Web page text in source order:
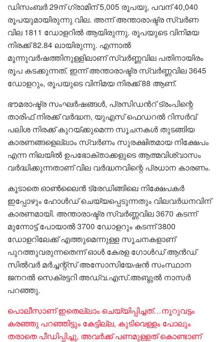
ഡിസംബർ 29ന് ഗ്രാമിന് 5,005 രൂപയു, പവന് 40,040
രൂപയുമായിരുന്നു വില. അന്ന് അന്താരാഷ്ട്ര സ്വർണ
വില 1811 ഡോളറിൽ ആയിരുന്നു. രൂപയുടെ വിനിമയ
നിരക്ക് 82.84 ലായിരുന്നു. എന്നാൽ
മൂന്നുവർഷത്തിനുള്ളിലാണ് സ്വർണ്ണവില പതിനായിരം
രൂപ കടക്കുന്നത്. ഇന്ന് അന്താരാഷ്ട്ര സ്വർണ്ണവില 3645
ഡോളറും, രൂപയുടെ വിനിമയ നിരക്ക് 88 ആണ്.
ഭൗമരാഷ്ട്ര സംഘർഷങ്ങൾ, പ്രസിഡൻറ് ട്രംപിന്റെ
താരിഫ് നിരക്ക് വർദ്ധന, യുഎസ് ഫെഡറൽ റിസർവ്
പലിശ നിരക്ക് കുറയ്ക്കുമെന്ന സൂചനകൾ തുടങ്ങിയ
കാരണങ്ങളെല്ലാം സ്വർണം സുരക്ഷിതമായ നിക്ഷേപം
എന്ന നിലയിൽ ഉപഭോക്താക്കളുടെ ആത്മവിശ്വാസം
വർദ്ധിക്കുന്നതാണ് വില വർദ്ധനവിന്റെ പ്രധാന കാരണം.
കൂടാതെ ഓൺലൈൻ ട്രേഡിങ്ങിലെ നിക്ഷേപകർ
ഇപ്പോഴും ഹോൾഡ് ചെയ്യപ്പെടുന്നതും വിലവർധനവിന്
കാരണമായി. അന്താരാഷ്ട്ര സ്വർണ്ണവില 3670 കടന്ന്
മുന്നോട്ട് പോയാൽ 3700 ഡോളറും കടന്ന് 3800
ഡോളറിലേക്ക് എത്തുമെന്നുള്ള സൂചനകളാണ്
പുറത്തുവരുന്നതെന്ന് ഓൾ കേരള ഗോൾഡ് ആൻഡ്
സിൽവർ മർച്ചന്റ്സ് അസോസിയേഷൻ സംസ്ഥാന
ജനറൽ സെക്രട്ടറി അഡ്വ.എസ്.അബ്ദുൽ നാസർ
പറഞ്ഞു.
പൊലീസാണ് ഇതെല്ലാം ചെയ്യിപ്പിച്ചത്…നൂറുവട്ടം
കരഞ്ഞു പറഞ്ഞിട്ടും കേട്ടില്ല, കുടിവെള്ളം പോലും
തരാതെ പീഡിപ്പിച്ചു, അവർക്ക് പണമുള്ളത് കൊണ്ടാണ്